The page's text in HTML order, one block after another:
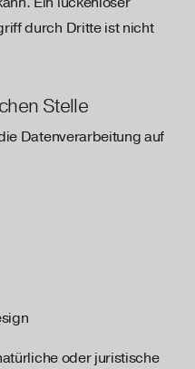
durch Dritte ist nicht
Stelle
Datenverarbeitung auf
oder juristische